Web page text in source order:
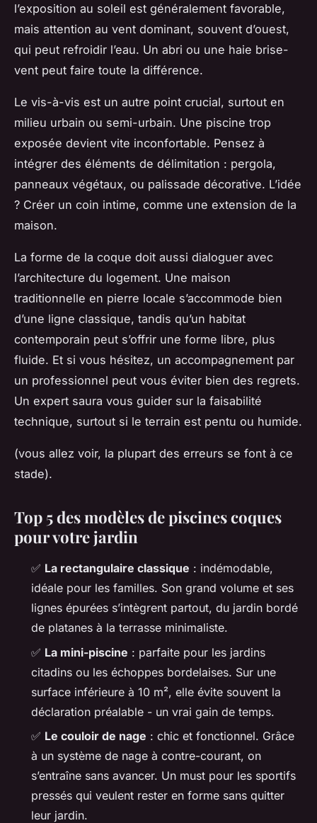
l’exposition au soleil est généralement favorable,
mais attention au vent dominant, souvent d’ouest,
qui peut refroidir l’eau. Un abri ou une haie brise-
vent peut faire toute la différence.
Le vis-à-vis est un autre point crucial, surtout en
milieu urbain ou semi-urbain. Une piscine trop
exposée devient vite inconfortable. Pensez à
intégrer des éléments de délimitation : pergola,
panneaux végétaux, ou palissade décorative. L’idée
? Créer un coin intime, comme une extension de la
maison.
La forme de la coque doit aussi dialoguer avec
l’architecture du logement. Une maison
traditionnelle en pierre locale s’accommode bien
d’une ligne classique, tandis qu’un habitat
contemporain peut s’offrir une forme libre, plus
fluide. Et si vous hésitez, un accompagnement par
un professionnel peut vous éviter bien des regrets.
Un expert saura vous guider sur la faisabilité
technique, surtout si le terrain est pentu ou humide.
(vous allez voir, la plupart des erreurs se font à ce
stade).
Top 5 des modèles de piscines coques
pour votre jardin
✅ La rectangulaire classique : indémodable,
idéale pour les familles. Son grand volume et ses
lignes épurées s’intègrent partout, du jardin bordé
de platanes à la terrasse minimaliste.
✅ La mini-piscine : parfaite pour les jardins
citadins ou les échoppes bordelaises. Sur une
surface inférieure à 10 m², elle évite souvent la
déclaration préalable - un vrai gain de temps.
✅ Le couloir de nage : chic et fonctionnel. Grâce
à un système de nage à contre-courant, on
s’entraîne sans avancer. Un must pour les sportifs
pressés qui veulent rester en forme sans quitter
leur jardin.